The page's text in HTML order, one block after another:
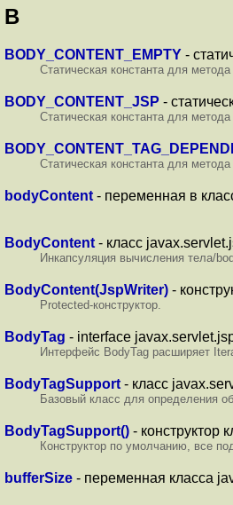
B
BODY_CONTENT_EMPTY -
Статическая константа для
BODY_CONTENT_JSP -
Статическая константа для
Статическая константа для
bodyContent - переменная в
BodyContent - класс
Инкапсуляция вычисления тела/
BodyContent(JspWriter) -
Protected-конструктор.
BodyTag - interface
Интерфейс BodyTag расширяет
BodyTagSupport - класс
Базовый класс для определения
BodyTagSupport() - конструктор
Конструктор по умолчанию, все
bufferSize - переменная класса